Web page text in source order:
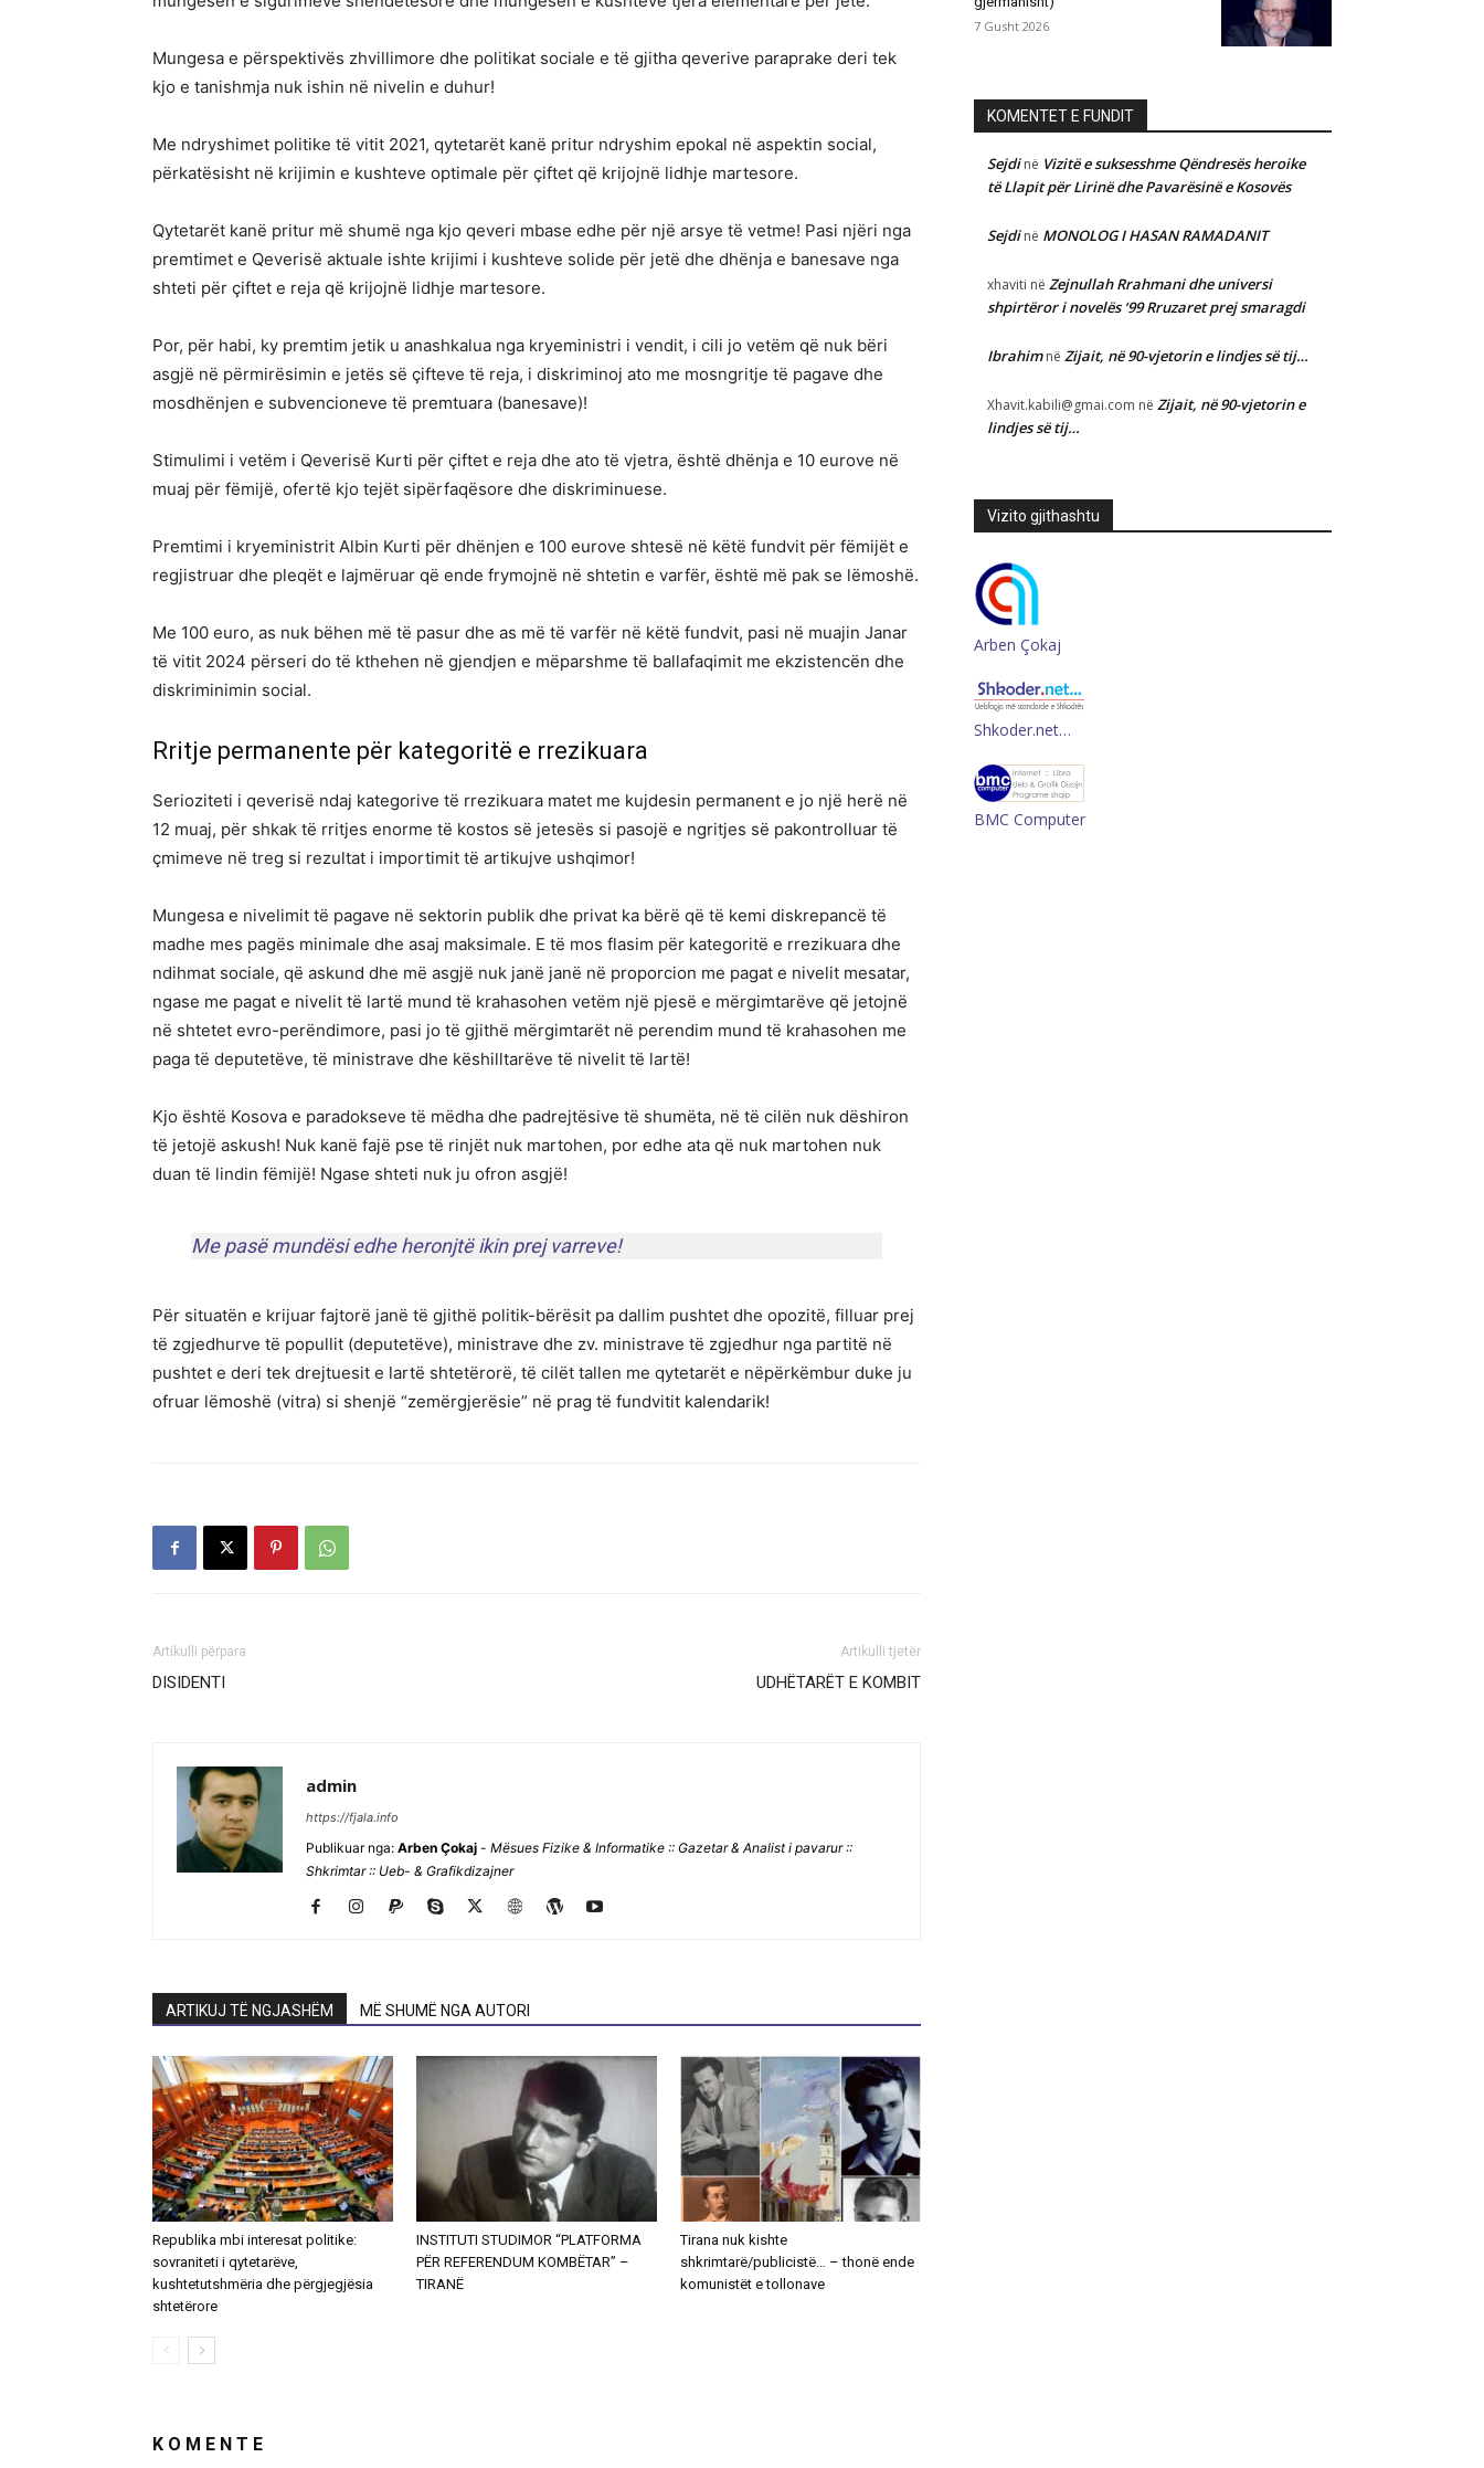
Mungesa e përspektivës zhvillimore dhe politikat sociale e të gjitha qeverive paraprake deri tek
kjo e tanishmja nuk ishin në nivelin e duhur!
Me ndryshimet politike të vitit 2021, qytetarët kanë pritur ndryshim epokal në aspektin social,
përkatësisht në krijimin e kushteve optimale për çiftet që krijojnë lidhje martesore.
Qytetarët kanë pritur më shumë nga kjo qeveri mbase edhe për një arsye të vetme! Pasi njëri nga
premtimet e Qeverisë aktuale ishte krijimi i kushteve solide për jetë dhe dhënja e banesave nga
shteti për çiftet e reja që krijojnë lidhje martesore.
Por, për habi, ky premtim jetik u anashkalua nga kryeministri i vendit, i cili jo vetëm që nuk bëri
asgjë në përmirësimin e jetës së çifteve të reja, i diskriminoj ato me mosngritje të pagave dhe
mosdhënjen e subvencioneve të premtuara (banesave)!
Stimulimi i vetëm i Qeverisë Kurti për çiftet e reja dhe ato të vjetra, është dhënja e 10 eurove në
muaj për fëmijë, ofertë kjo tejët sipërfaqësore dhe diskriminuese.
Premtimi i kryeministrit Albin Kurti për dhënjen e 100 eurove shtesë në këtë fundvit për fëmijët e
regjistruar dhe pleqët e lajmëruar që ende frymojnë në shtetin e varfër, është më pak se lëmoshë.
Me 100 euro, as nuk bëhen më të pasur dhe as më të varfër në këtë fundvit, pasi në muajin Janar
të vitit 2024 përseri do të kthehen në gjendjen e mëparshme të ballafaqimit me ekzistencën dhe
diskriminimin social.
Rritje permanente për kategoritë e rrezikuara
Serioziteti i qeverisë ndaj kategorive të rrezikuara matet me kujdesin permanent e jo një herë në
12 muaj, për shkak të rritjes enorme të kostos së jetesës si pasojë e ngritjes së pakontrolluar të
çmimeve në treg si rezultat i importimit të artikujve ushqimor!
Mungesa e nivelimit të pagave në sektorin publik dhe privat ka bërë që të kemi diskrepancë të
madhe mes pagës minimale dhe asaj maksimale. E të mos flasim për kategoritë e rrezikuara dhe
ndihmat sociale, që askund dhe më asgjë nuk janë janë në proporcion me pagat e nivelit mesatar,
ngase me pagat e nivelit të lartë mund të krahasohen vetëm një pjesë e mërgimtarëve që jetojnë
në shtetet evro-perëndimore, pasi jo të gjithë mërgimtarët në perendim mund të krahasohen me
paga të deputetëve, të ministrave dhe këshilltarëve të nivelit të lartë!
Kjo është Kosova e paradokseve të mëdha dhe padrejtësive të shumëta, në të cilën nuk dëshiron
të jetojë askush! Nuk kanë fajë pse të rinjët nuk martohen, por edhe ata që nuk martohen nuk
duan të lindin fëmijë! Ngase shteti nuk ju ofron asgjë!
Me pasë mundësi edhe heronjtë ikin prej varreve!
Për situatën e krijuar fajtorë janë të gjithë politik-bërësit pa dallim pushtet dhe opozitë, filluar prej
të zgjedhurve të popullit (deputetëve), ministrave dhe zv. ministrave të zgjedhur nga partitë në
pushtet e deri tek drejtuesit e lartë shtetërorë, të cilët tallen me qytetarët e nëpërkëmbur duke ju
ofruar lëmoshë (vitra) si shenjë “zemërgjerësie” në prag të fundvitit kalendarik!
Artikulli përpara
DISIDENTI
Artikulli tjetër
UDHËTARËT E KOMBIT
admin
https://fjala.info
Publikuar nga: Arben Çokaj - Mësues Fizike & Informatike :: Gazetar & Analist i pavarur ::
Shkrimtar :: Ueb- & Grafikdizajner
ARTIKUJ TË NGJASHËM MË SHUMË NGA AUTORI
Republika mbi interesat politike:
sovraniteti i qytetarëve,
kushtetutshmëria dhe përgjegjësia
shtetërore
INSTITUTI STUDIMOR “PLATFORMA
PËR REFERENDUM KOMBËTAR” –
TIRANË
Tirana nuk kishte
shkrimtarë/publicistë… – thonë ende
komunistët e tollonave
K O M E N T E
7 Gusht 2026
KOMENTET E FUNDIT
Sejdinë Vizitë e suksesshme Qëndresës heroike
të Llapit për Lirinë dhe Pavarësinë e Kosovës
Sejdinë MONOLOG I HASAN RAMADANIT
xhaviti në Zejnullah Rrahmani dhe universi
shpirtëror i novelës ‘99 Rruzaret prej smaragdi
Ibrahimnë Zijait, në 90-vjetorin e lindjes së tij…
Xhavit.kabili@gmai.com në Zijait, në 90-vjetorin e
lindjes së tij…
Vizito gjithashtu
Arben Çokaj
Shkoder.net…
BMC Computer